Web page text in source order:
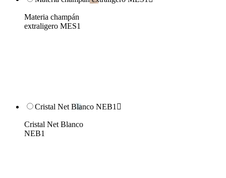
Materia champán
extraligero MES1
Cristal Net Blanco NEB1 
Cristal Net Blanco
NEB1